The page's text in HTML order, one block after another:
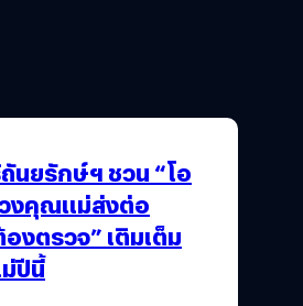
นยรักษ์ฯ ชวน “โอ
งคุณแม่ส่งต่อ
งตรวจ” เติมเต็ม
ปีนี้